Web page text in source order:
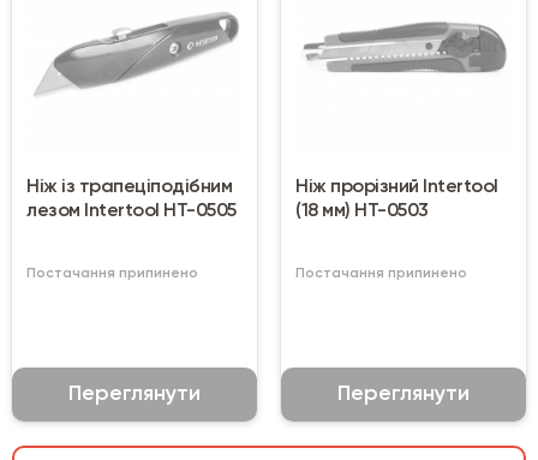
Ніж із трапеціподібним
лезом Intertool HT-0505
Постачання припинено
Переглянути
Ніж прорізний Intertool
(18 мм) HT-0503
Постачання припинено
Переглянути